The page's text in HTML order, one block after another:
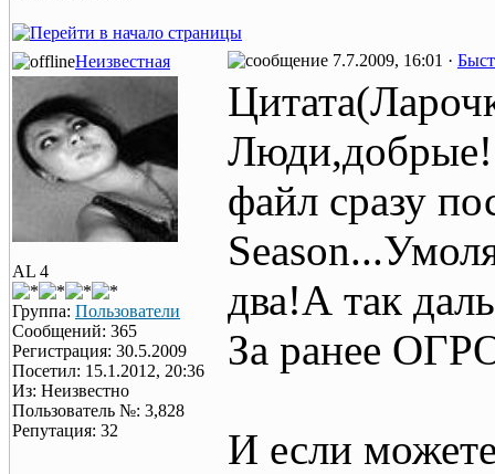
Неизвестная 7.7.2009, 16:01 ·
AL 4
Группа: Пользователи
Сообщений: 365
Регистрация: 30.5.2009
Посетил: 15.1.2012, 20:36
Из: Неизвестно
Пользователь №: 3,828
Репутация: 32
Люди,добрые!
файл сразу
два!А так
За ранее
И если